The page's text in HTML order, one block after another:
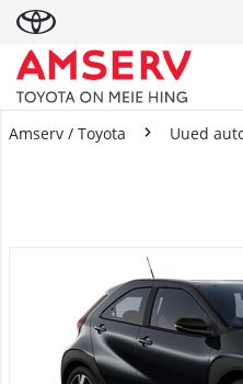
Amserv / Toyota Uued